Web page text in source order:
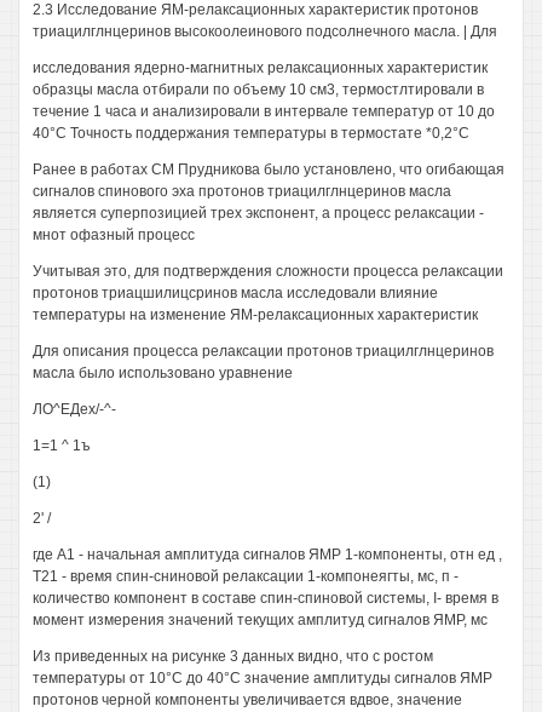
2.3 Исследование ЯМ-релаксационных характеристик протонов
триацилглнцеринов высокоолеинового подсолнечного масла. | Для
исследования ядерно-магнитных релаксационных характеристик
образцы масла отбирали по объему 10 см3, термостлтировали в
течение 1 часа и анализировали в интервале температур от 10 до
40°С Точность поддержания температуры в термостате *0,2°С
Ранее в работах СМ Прудникова было установлено, что огибающая
сигналов спинового эха протонов триацилглнцеринов масла
является суперпозицией трех экспонент, а процесс релаксации -
мнот офазный процесс
Учитывая это, для подтверждения сложности процесса релаксации
протонов триацшилицсринов масла исследовали влияние
температуры на изменение ЯМ-релаксационных характеристик
Для описания процесса релаксации протонов триацилглнцеринов
масла было использовано уравнение
ЛО^ЕДех/-^-
1=1 ^ 1ъ
(1)
2' /
где А1 - начальная амплитуда сигналов ЯМР 1-компоненты, отн ед ,
Т21 - время спин-сниновой релаксации 1-компонеягты, мс, п -
количество компонент в составе спин-спиновой системы, I- время в
момент измерения значений текущих амплитуд сигналов ЯМР, мс
Из приведенных на рисунке 3 данных видно, что с ростом
температуры от 10°С до 40°С значение амплитуды сигналов ЯМР
протонов черной компоненты увеличивается вдвое, значение